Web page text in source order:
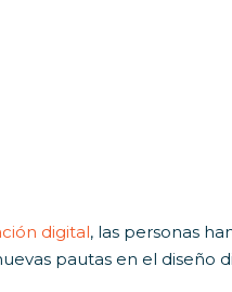
digital, las personas
pautas en el diseño